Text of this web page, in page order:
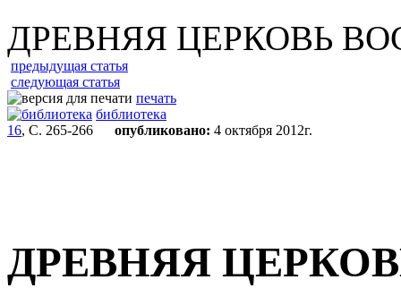
ДРЕВНЯЯ ЦЕРКОВЬ
предыдущая статья
следующая статья
печать
библиотека
16, С. 265-266 опубликовано: 4 октября 2012г.
ДРЕВНЯЯ